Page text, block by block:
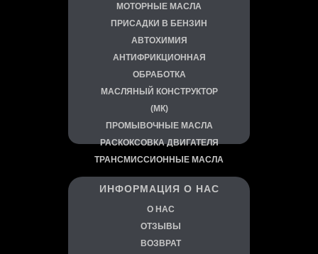
МОТОРНЫЕ МАСЛА
ПРИСАДКИ В БЕНЗИН
АВТОХИМИЯ
АНТИФРИКЦИОННАЯ
ОБРАБОТКА
МАСЛЯНЫЙ КОНСТРУКТОР
(МК)
ПРОМЫВОЧНЫЕ МАСЛА
РАСКОКСОВКА ДВИГАТЕЛЯ
ТРАНСМИССИОННЫЕ МАСЛА
ИНФОРМАЦИЯ О НАС
О НАС
ОТЗЫВЫ
ВОЗВРАТ